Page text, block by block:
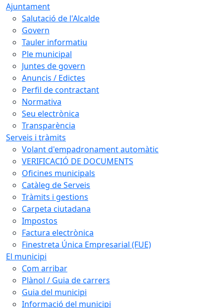
Ajuntament
Salutació de l'Alcalde
Govern
Tauler informatiu
Ple municipal
Juntes de govern
Anuncis / Edictes
Perfil de contractant
Normativa
Seu electrònica
Transparència
Serveis i tràmits
Volant d'empadronament automàtic
VERIFICACIÓ DE DOCUMENTS
Oficines municipals
Catàleg de Serveis
Tràmits i gestions
Carpeta ciutadana
Impostos
Factura electrònica
Finestreta Única Empresarial (FUE)
El municipi
Com arribar
Plànol / Guia de carrers
Guia del municipi
Informació del municipi